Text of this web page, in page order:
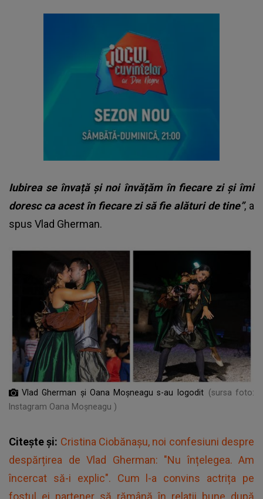
Iubirea se învață și noi învățăm în fiecare zi și îmi
doresc ca acest în fiecare zi să fie alături de tine”, a
spus Vlad Gherman.
Vlad Gherman și Oana Moșneagu s-au logodit (sursa foto:
Instagram Oana Moșneagu )
Citește și: Cristina Ciobănașu, noi confesiuni despre
despărțirea de Vlad Gherman: "Nu înțelegea. Am
încercat să-i explic". Cum l-a convins actrița pe
fostul ei partener să rămână în relații bune după